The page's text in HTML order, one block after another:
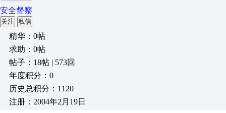
安全督察
关注 私信
精华：0帖
求助：0帖
帖子：18帖 | 573回
年度积分：0
历史总积分：1120
注册：2004年2月19日